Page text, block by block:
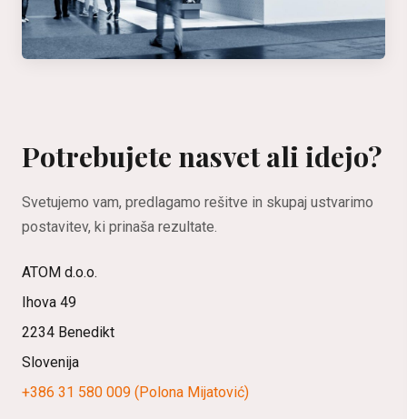
Potrebujete nasvet ali idejo?
Svetujemo vam, predlagamo rešitve in skupaj ustvarimo
postavitev, ki prinaša rezultate.
ATOM d.o.o.
Ihova 49
2234 Benedikt
Slovenija
+386 31 580 009 (Polona Mijatović)